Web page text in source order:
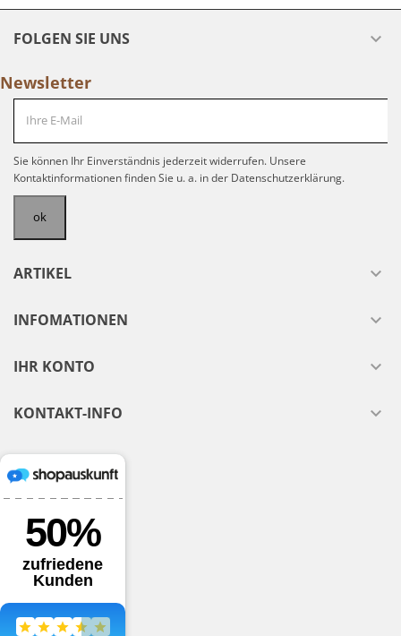
FOLGEN SIE UNS

Newsletter
Sie können Ihr Einverständnis jederzeit widerrufen. Unsere
Kontaktinformationen finden Sie u. a. in der Datenschutzerklärung.
ARTIKEL 
INFOMATIONEN 
IHR KONTO 
KONTAKT-INFO 